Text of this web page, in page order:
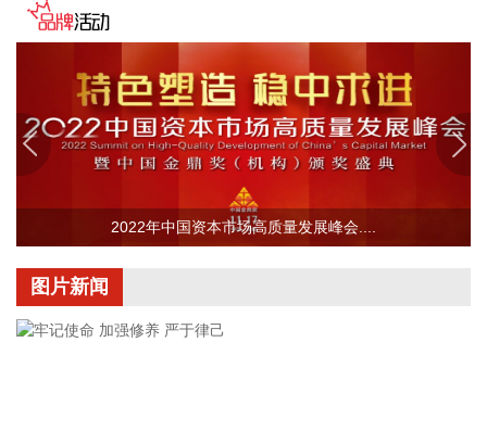
万元 同比扭亏为盈 美联新材：预计上半年净利润900万元—
1200万元 同比扭亏 银河电子：上半年净利润544.12万元 同比
扭亏为盈 航天智装：上半年净利润255.83万元 同比扭亏为盈
众智科技：上半年净利润4140.91万元 同比下降2.76% 汤臣倍
健：上半年净利润6.03亿元 同比下降18.11% 大中矿业：上半
年净利润3.22亿元 同比下降20.59% 广州酒家：上半年净利
3083.08万元 同比下降21.15% 江苏雷利：上半年净利同比预
降38%—48% 千红制药：上半年净利润1.53亿元 同比下降
40.78% 苏奥传感：上半年净利润3272.7万元 同比下降
化国际：上半年净利润亏损2.81亿元 贝肯能源：上半年亏损
1.24亿元 同比由盈转亏 滨海能源：上半年净利润亏损2824.68
万元 晶华微：上半年亏损201.94万元 同比亏损收窄 正邦科
2022年中国资本市场高质量发展峰会....
图片新闻